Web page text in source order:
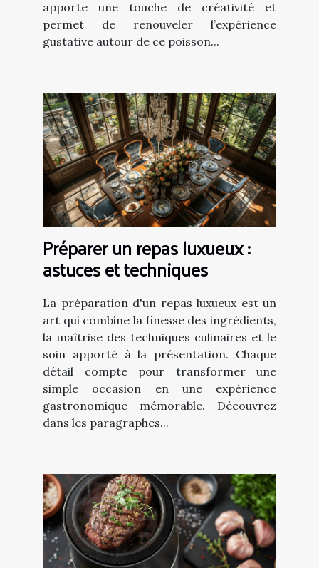
apporte une touche de créativité et
permet de renouveler l’expérience
gustative autour de ce poisson...
Préparer un repas luxueux :
astuces et techniques
La préparation d'un repas luxueux est un
art qui combine la finesse des ingrédients,
la maîtrise des techniques culinaires et le
soin apporté à la présentation. Chaque
détail compte pour transformer une
simple occasion en une expérience
gastronomique mémorable. Découvrez
dans les paragraphes...